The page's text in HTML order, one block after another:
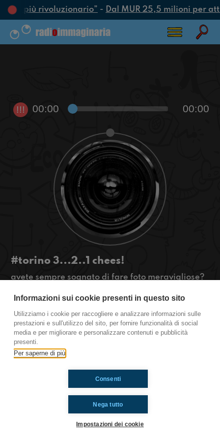
più rivoluzionario”- Dal MUR 25,5 milioni per
!!! 00:00 00:00
#torino 3...2..1 chees!
avete sempre sognato di fare foto meravigliose?
www.radioimmaginaria.it #okkinsu
Torino
Ti è piaciuto? Condividilo!
Informazioni sui cookie presenti in questo sito
Utilizziamo i cookie per raccogliere e analizzare informazioni sulle
prestazioni e sull'utilizzo del sito, per fornire funzionalità di social
media e per migliorare e personalizzare contenuti e pubblicità
presenti.
Per saperne di più
Nega tutto
Consenti
Impostazioni dei cookie